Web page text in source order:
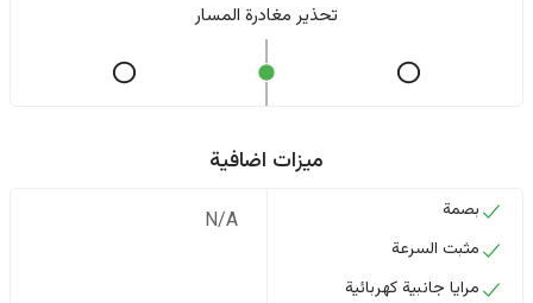
تحذير مغادرة المسار
ميزات اضافية
بصمة
مثبت السرعة
مرايا جانبية كهربائية
N/A